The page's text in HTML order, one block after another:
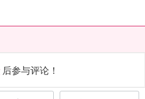
后参与评论！